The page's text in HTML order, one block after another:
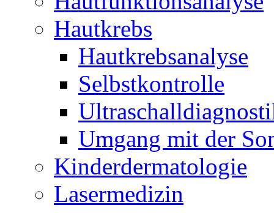
Hautkrebs
Hautkrebsanalyse
Selbstkontrolle
Umgang mit der
Kinderdermatologie
Lasermedizin